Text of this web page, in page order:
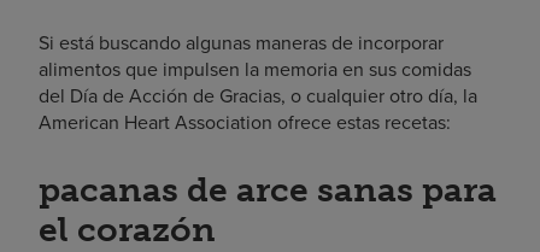
Si está buscando algunas maneras de incorporar
alimentos que impulsen la memoria en sus comidas
del Día de Acción de Gracias, o cualquier otro día, la
American Heart Association ofrece estas recetas:
pacanas de arce sanas para
el corazón